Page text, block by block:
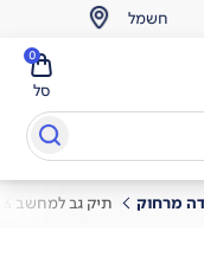
חשמל
סל
0
מרחוק תיק גב למחשב 15.6" לנובו